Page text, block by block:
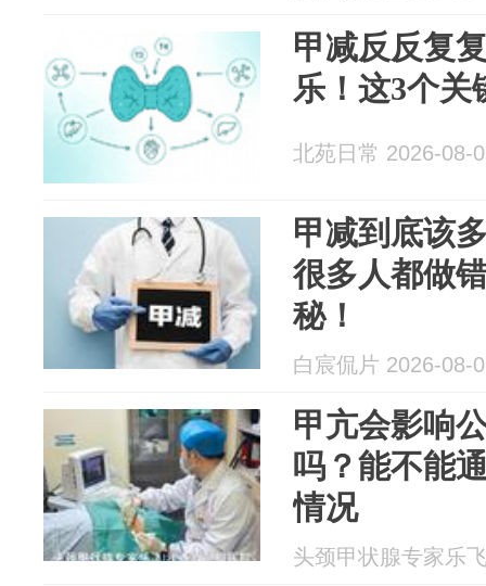
甲减反反复
乐！这3个关
北苑日常 2026-08-
甲减到底该
很多人都做
秘！
白宸侃片 2026-08-
甲亢会影响
吗？能不能
情况
头颈甲状腺专家乐